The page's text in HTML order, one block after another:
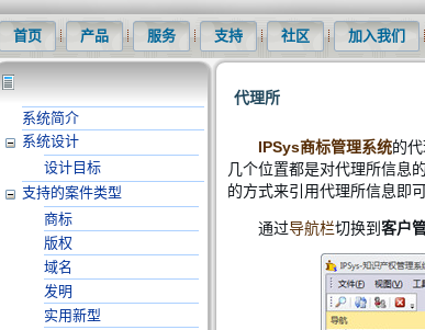
首页 产品 服务 支持 社区 加入我们
系统简介
系统设计
设计目标
支持的案件类型
商标
版权
域名
发明
实用新型
代理所
IPSys商标管理系统的
几个位置都是对代理所信息
的方式来引用代理所信息即可
通过导航栏切换到 客户